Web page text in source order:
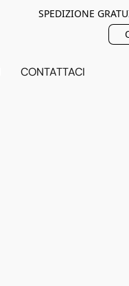
SPEDIZIONE
CONTATTACI